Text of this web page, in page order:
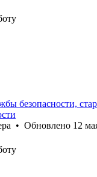
безопасности,
• Обновлено 12